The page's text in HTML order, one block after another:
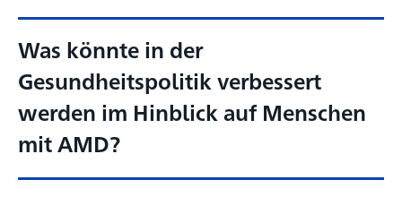
Was könnte in der
Gesundheitspolitik verbessert
werden im Hinblick auf Menschen
mit AMD?